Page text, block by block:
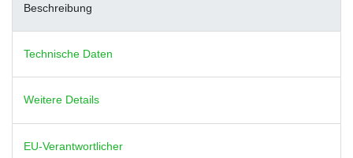
Beschreibung
Technische Daten
Weitere Details
EU-Verantwortlicher